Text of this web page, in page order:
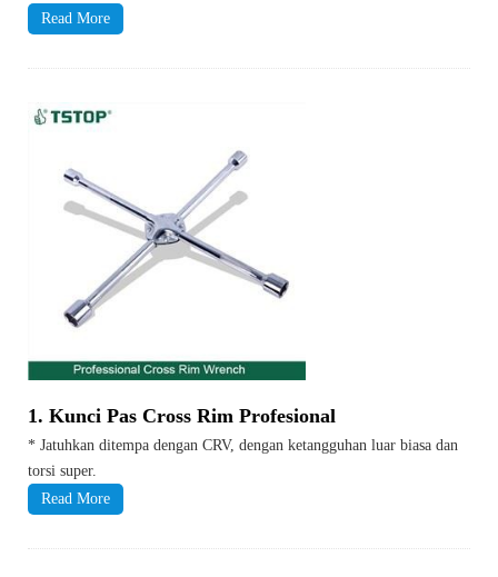
Read More
1. Kunci Pas Cross Rim Profesional
* Jatuhkan ditempa dengan CRV, dengan ketangguhan luar biasa dan
torsi super.
Read More